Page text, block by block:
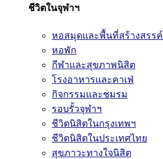
ชีวิตในจุฬาฯ
หอสมุดและพื้นที่สร้างสรรค์
หอพัก
กีฬาและสุขภาพนิสิต
โรงอาหารและคาเฟ่
กิจกรรมและชมรม
รอบรั้วจุฬาฯ
ชีวิตนิสิตในกรุงเทพฯ
ชีวิตนิสิตในประเทศไทย
สุขภาวะทางใจนิสิต